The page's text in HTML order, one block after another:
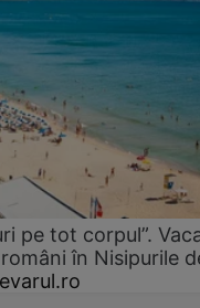
pe tot corpul”.
în Nisipurile